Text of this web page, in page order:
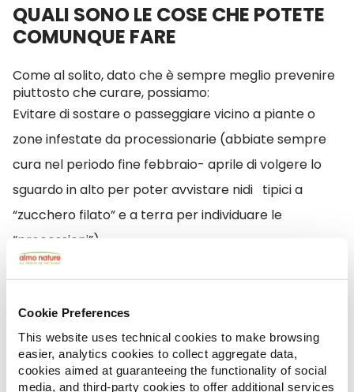
Cookie Preferences
This website uses technical cookies to make browsing
easier, analytics cookies to collect aggregate data,
cookies aimed at guaranteeing the functionality of social
media, and third-party cookies to offer additional services
QUALI SONO LE COSE CHE POTETE
COMUNQUE FARE
Come al solito, dato che è sempre meglio prevenire
piuttosto che curare, possiamo:
Evitare di sostare o passeggiare vicino a piante o
zone infestate da processionarie (abbiate sempre
cura nel periodo fine febbraio- aprile di volgere lo
sguardo in alto per poter avvistare nidi tipici a
“zucchero filato” e a terra per individuare le
“processioni”).
guinzaglio per la sua sicurezza, evitando così che infili
il muso in zone a rischio processionaria.
Fare attenzione alle zone con erba più alta o
sterpaglie in cui possono nascondersi dei bruchi o a